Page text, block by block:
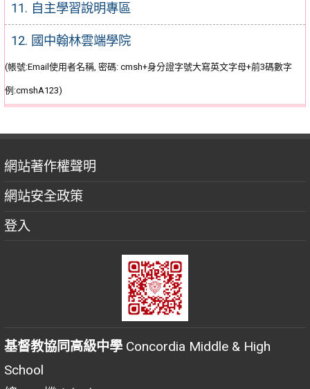
11. 自主學習說明專區
12. 國中翰林雲端學院
(帳號:Email使用者名稱, 密碼: cmsh+身分證字號大寫英文字母+前3碼數字
例:cmshA123)
網站著作權聲明
網站安全政策
登入
基督教協同高級中學 Concordia Middle & High
School